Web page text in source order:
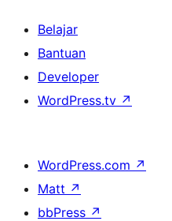
Belajar
Bantuan
Developer
WordPress.tv ↗
WordPress.com ↗
Matt ↗
bbPress ↗